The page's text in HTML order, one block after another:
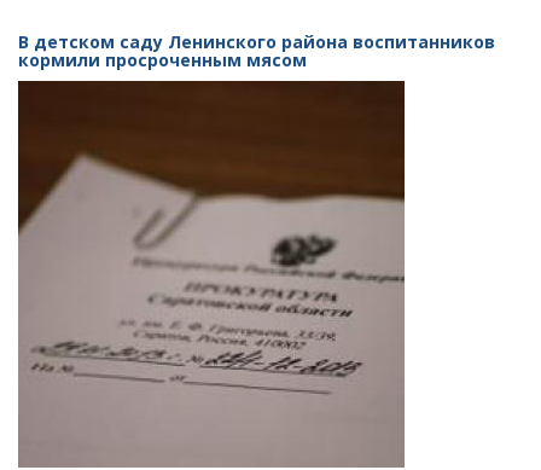
В детском саду Ленинского района воспитанников
кормили просроченным мясом